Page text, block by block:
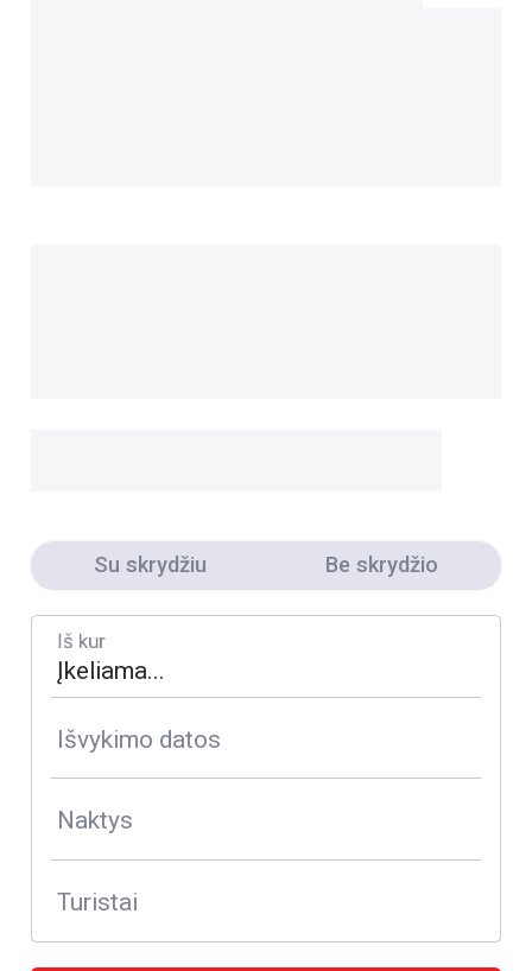
Su skrydžiu Be skrydžio
Iš kur
Išvykimo datos
Naktys
Turistai